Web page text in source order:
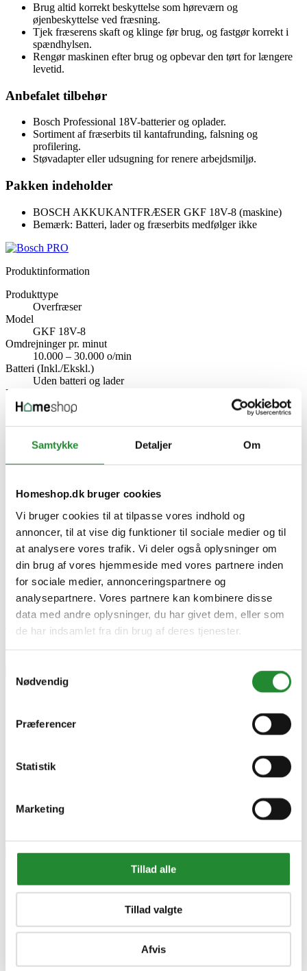
Samtykke Detaljer Om
Homeshop.dk bruger cookies
Vi bruger cookies til at tilpasse vores indhold og
annoncer, til at vise dig funktioner til sociale medier og til
at analysere vores trafik. Vi deler også oplysninger om
din brug af vores hjemmeside med vores partnere inden
for sociale medier, annonceringspartnere og
analysepartnere. Vores partnere kan kombinere disse
data med andre oplysninger, du har givet dem, eller som
de har indsamlet fra din brug af deres tjenester.
Nødvendig
Præferencer
Statistik
Marketing
Tillad alle
Tillad valgte
Afvis
Brug altid korrekt beskyttelse som høreværn og
øjenbeskyttelse ved fræsning.
Tjek fræserens skaft og klinge før brug, og fastgør korrekt i
spændhylsen.
Rengør maskinen efter brug og opbevar den tørt for længere
levetid.
Anbefalet tilbehør
Bosch Professional 18V-batterier og oplader.
Sortiment af fræserbits til kantafrunding, falsning og
profilering.
Støvadapter eller udsugning for renere arbejdsmiljø.
Pakken indeholder
BOSCH AKKUKANTFRÆSER GKF 18V-8 (maskine)
Bemærk: Batteri, lader og fræserbits medfølger ikke
Produktinformation
Produkttype
Overfræser
Model
GKF 18V-8
Omdrejninger pr. minut
10.000 – 30.000 o/min
Batteri (Inkl./Ekskl.)
Uden batteri og lader
Drivmiddel
Akku
18,0 V
Producent information
Robert Bosch Power Tools GmbH
Max-Lang-Strasse 40-46 70771 Leinfelden-Echterdingen
www.bosch-pt.com
Specifikke referencer
Lev. varenr.
06016C2001
EAN
4059952640778
EAN-13
4059952640778
Skriv produktanmeldelse
Bosch Akkukantfræser Gkf
18V-8 L-Boxx 136 -